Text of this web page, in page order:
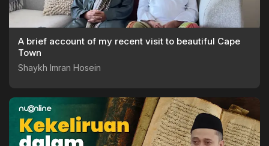
A brief account of my recent visit to beautiful Cape
Town
Shaykh Imran Hosein